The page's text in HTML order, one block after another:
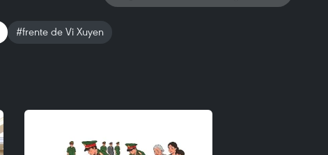
#frente de Vi Xuyen